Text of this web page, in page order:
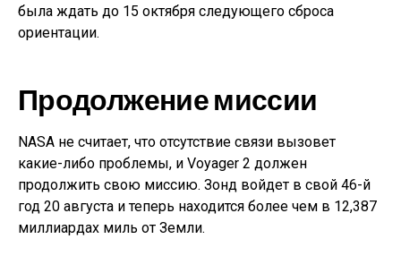
была ждать до 15 октября следующего сброса
ориентации.
Продолжение миссии
NASA не считает, что отсутствие связи вызовет
какие-либо проблемы, и Voyager 2 должен
продолжить свою миссию. Зонд войдет в свой 46-й
год 20 августа и теперь находится более чем в 12,387
миллиардах миль от Земли.